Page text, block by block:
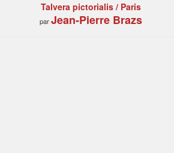
Talvera pictorialis / Paris
parJean-Pierre Brazs